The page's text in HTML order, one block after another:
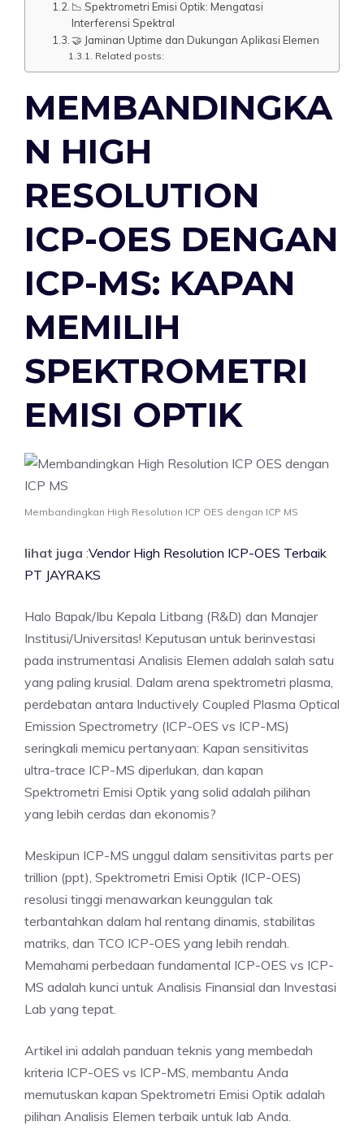
📉 Spektrometri Emisi Optik: Mengatasi
Interferensi Spektral
🤝 Jaminan Uptime dan Dukungan Aplikasi Elemen
Related posts:
MEMBANDINGKA
N HIGH
RESOLUTION
ICP-OES DENGAN
ICP-MS: KAPAN
MEMILIH
SPEKTROMETRI
EMISI OPTIK
Membandingkan High Resolution ICP OES dengan ICP MS
lihat juga :Vendor High Resolution ICP-OES Terbaik
PT JAYRAKS
Halo Bapak/Ibu Kepala Litbang (R&D) dan Manajer
Institusi/Universitas! Keputusan untuk berinvestasi
pada instrumentasi Analisis Elemen adalah salah satu
yang paling krusial. Dalam arena spektrometri plasma,
perdebatan antara Inductively Coupled Plasma Optical
Emission Spectrometry (ICP-OES vs ICP-MS)
seringkali memicu pertanyaan: Kapan sensitivitas
ultra-trace ICP-MS diperlukan, dan kapan
Spektrometri Emisi Optik yang solid adalah pilihan
yang lebih cerdas dan ekonomis?
Meskipun ICP-MS unggul dalam sensitivitas parts per
trillion (ppt), Spektrometri Emisi Optik (ICP-OES)
resolusi tinggi menawarkan keunggulan tak
terbantahkan dalam hal rentang dinamis, stabilitas
matriks, dan TCO ICP-OES yang lebih rendah.
Memahami perbedaan fundamental ICP-OES vs ICP-
MS adalah kunci untuk Analisis Finansial dan Investasi
Lab yang tepat.
Artikel ini adalah panduan teknis yang membedah
kriteria ICP-OES vs ICP-MS, membantu Anda
memutuskan kapan Spektrometri Emisi Optik adalah
pilihan Analisis Elemen terbaik untuk lab Anda.